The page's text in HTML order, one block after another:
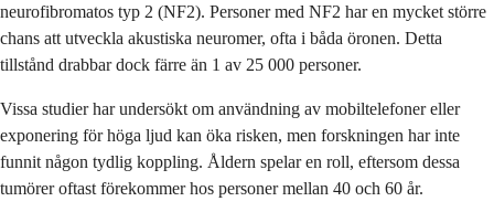
neurofibromatos typ 2 (NF2). Personer med NF2 har en mycket större
chans att utveckla akustiska neuromer, ofta i båda öronen. Detta
tillstånd drabbar dock färre än 1 av 25 000 personer.
Vissa studier har undersökt om användning av mobiltelefoner eller
exponering för höga ljud kan öka risken, men forskningen har inte
funnit någon tydlig koppling. Åldern spelar en roll, eftersom dessa
tumörer oftast förekommer hos personer mellan 40 och 60 år.